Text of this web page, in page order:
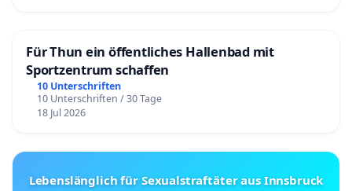
Für Thun ein öffentliches Hallenbad mit
Sportzentrum schaffen
10 Unterschriften
10 Unterschriften / 30 Tage
18 Jul 2026
Lebenslänglich für Sexualstraftäter aus Innsbruck